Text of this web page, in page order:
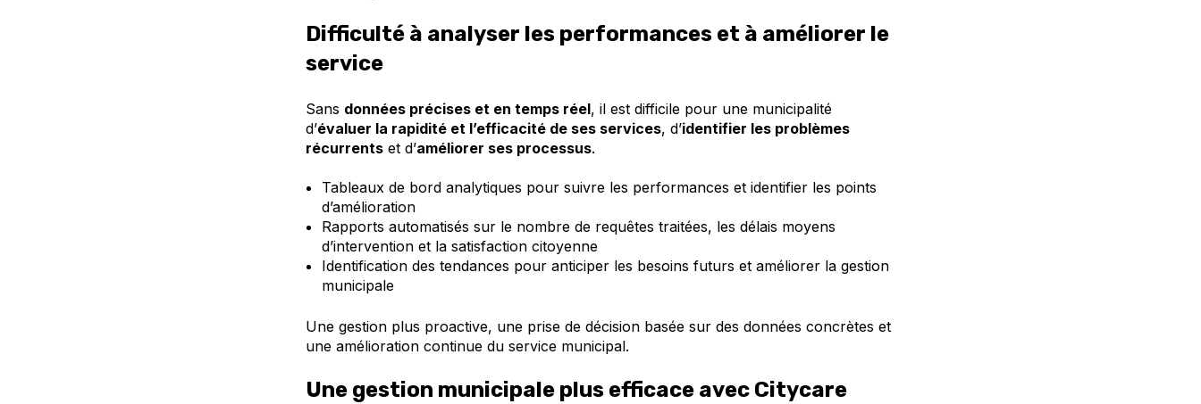
Difficulté à analyser les performances et à améliorer le
service
Sans données précises et en temps réel, il est difficile pour une municipalité
d’évaluer la rapidité et l’efficacité de ses services, d’identifier les problèmes
récurrents et d’améliorer ses processus.
Tableaux de bord analytiques pour suivre les performances et identifier les points
d’amélioration
Rapports automatisés sur le nombre de requêtes traitées, les délais moyens
d’intervention et la satisfaction citoyenne
Identification des tendances pour anticiper les besoins futurs et améliorer la gestion
municipale
Une gestion plus proactive, une prise de décision basée sur des données concrètes et
une amélioration continue du service municipal.
Une gestion municipale plus efficace avec Citycare